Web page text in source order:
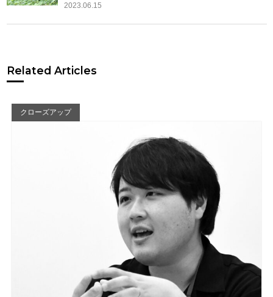
2023.06.15
Related Articles
クローズアップ